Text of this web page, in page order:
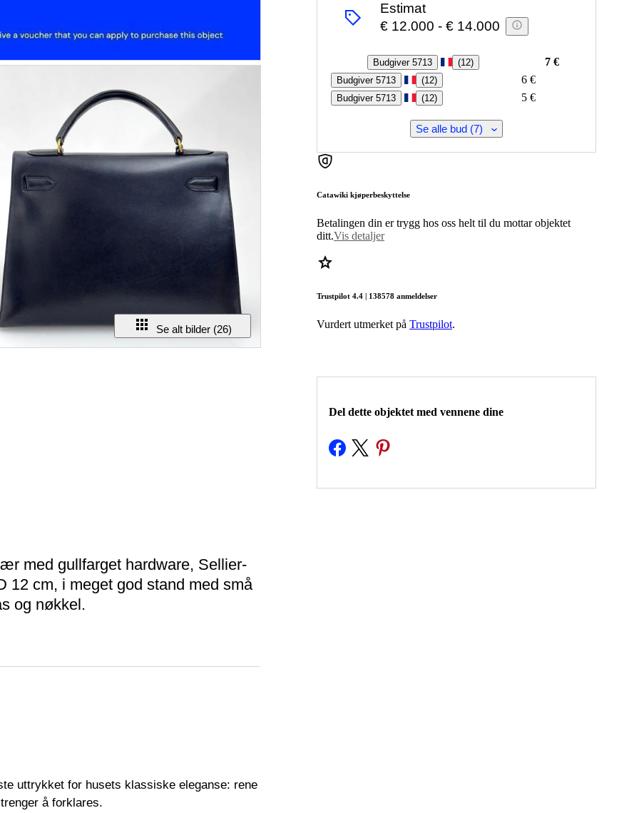
Se alt bilder (26)
Estimat
€ 12.000 - € 14.000
Budgiver 5713 (12) 7 €
Budgiver 5713 (12) 6 €
Budgiver 5713 (12) 5 €
Se alle bud (7)
Catawiki kjøperbeskyttelse
Betalingen din er trygg hos oss helt til du mottar objektet
ditt.Vis detaljer
Trustpilot 4.4 | 138578 anmeldelser
Vurdert utmerket på Trustpilot.
Del dette objektet med vennene dine
med gullfarget hardware, Sellier-
12 cm, i meget god stand med små
og nøkkel.
uttrykket for husets klassiske eleganse: rene
å forklares.